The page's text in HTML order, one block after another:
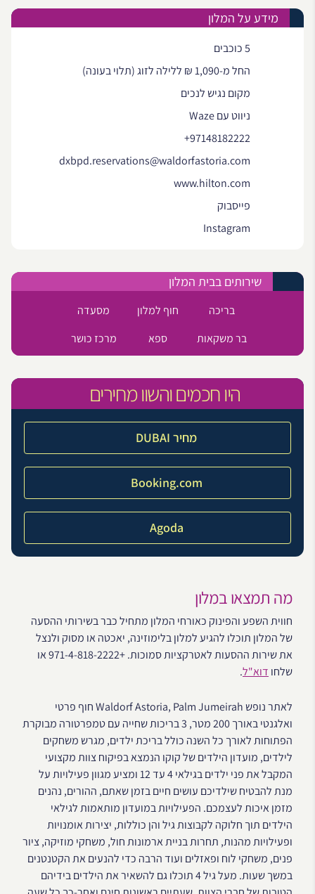
מידע על המלון
5 כוכבים
החל מ-1,090 ₪ ללילה לזוג (תלוי בעונה)
מקום נגיש לנכים
ניווט עם Waze
+97148182222
dxbpd.reservations@waldorfastoria.com
www.hilton.com
פייסבוק
Instagram
שירותים בבית המלון
בריכה חוף למלון
מסעדה
בר משקאות
ספא מרכז כושר
היו חכמים והשוו מחירים
מחיר DUBAI
Booking.com
Agoda
מה תמצאו במלון
חווית השפע והפינוק כאורחי המלון מתחיל כבר בשירותי ההסעה
של המלון תוכלו להגיע למלון בלימוזינה, יאכטה או מסוק ולנצל
את שירות ההסעות לאטרקציות סמוכות. +971-4-818-2222 או
שלחו דוא"ל.
לאתר נופש Waldorf Astoria, Palm Jumeirah חוף פרטי
ואלגנטי באורך 200 מטר, 3 בריכות שחייה עם טמפרטורה מבוקרת
הפתוחות לאורך כל השנה כולל בריכת ילדים, מגרש משחקים
לילדים, מועדון הילדים של קוקו הנמצא בפיקוח צוות מקצועי
המקבל את פני ילדים בגילאי 4 עד 12 ומציע מגוון פעילויות על
מנת להבטיח שילדיכם עושים חיים בזמן שאתם, ההורים, נהנים
מזמן איכות לעצמכם. הפעילויות במועדון מותאמות לגילאי
הילדים תוך חלוקה לקבוצות גיל והן כוללות, יצירות אומנויות
ופעילויות מהנות, תחרות בניית ארמונות חול, משחקי מוזיקה, ציור
פנים, משחקי לוח ופאזלים ועוד הרבה כדי להנעים את הקטנטנים
במשך שעות. מעל גיל 4 תוכלו גם להשאיר את הילדים בידיהם